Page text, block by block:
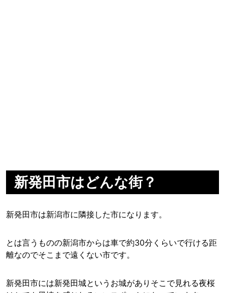
新発田市はどんな街？
新発田市は新潟市に隣接した市になります。
とは言うものの新潟市からは車で約30分くらいで行ける距
離なのでそこまで遠くない市です。
新発田市には新発田城というお城がありそこで見れる夜桜